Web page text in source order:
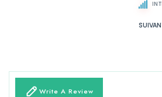
Write A Review